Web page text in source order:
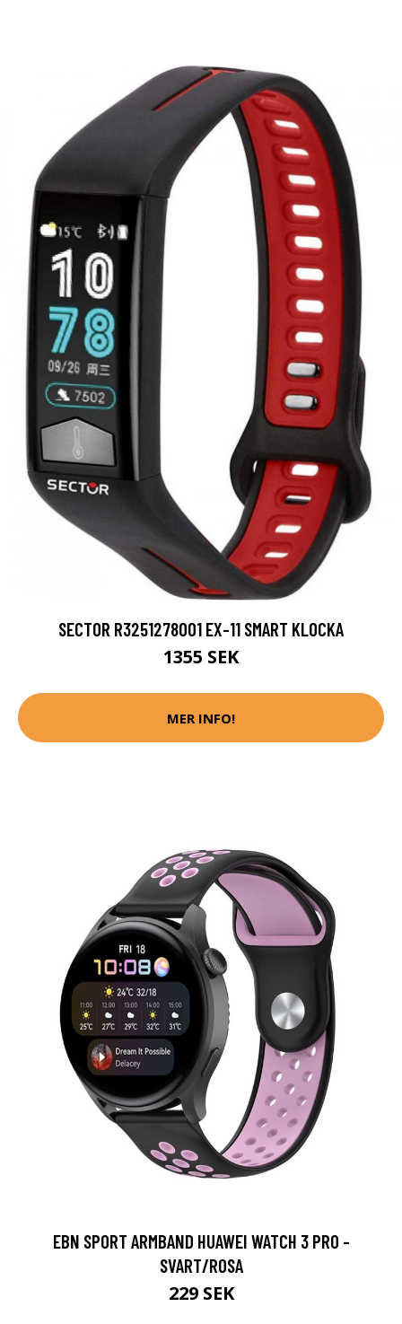
SECTOR R3251278001 EX-11 SMART KLOCKA
1355 SEK
MER INFO!
EBN SPORT ARMBAND HUAWEI WATCH 3 PRO -
SVART/ROSA
229 SEK